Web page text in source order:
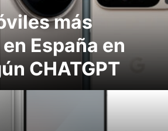
más
España en
CHATGPT